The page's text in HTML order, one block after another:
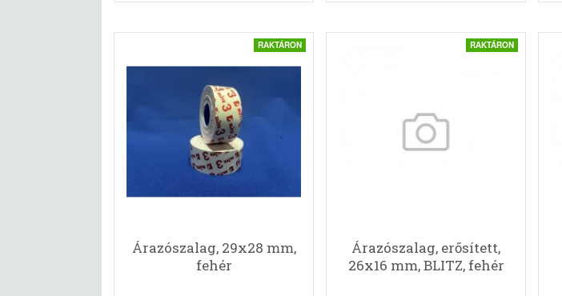
RAKTÁRON
Árazószalag, 29x28 mm,
fehér
RAKTÁRON
Árazószalag, erősített,
26x16 mm, BLITZ, fehér